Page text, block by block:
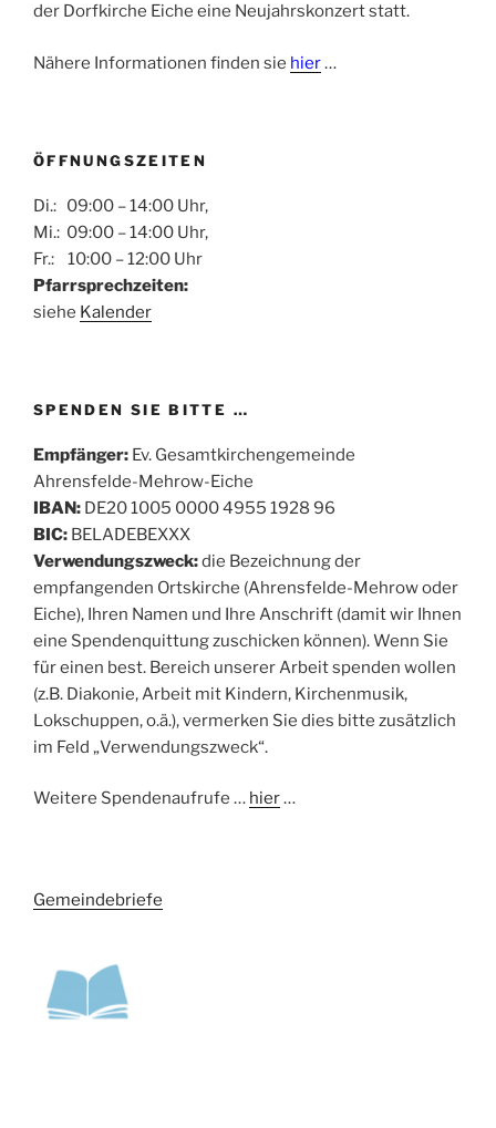
der Dorfkirche Eiche eine Neujahrskonzert statt.
Nähere Informationen finden sie hier…
ÖFFNUNGSZEITEN
Di.: 09:00 – 14:00 Uhr,
Mi.: 09:00 – 14:00 Uhr,
Fr.: 10:00 – 12:00 Uhr
Pfarrsprechzeiten:
siehe Kalender
SPENDEN SIE BITTE …
Empfänger: Ev. Gesamtkirchengemeinde
Ahrensfelde-Mehrow-Eiche
IBAN: DE20 1005 0000 4955 1928 96
BIC: BELADEBEXXX
Verwendungszweck:die Bezeichnung der
empfangenden Ortskirche (Ahrensfelde-Mehrow oder
Eiche), Ihren Namen und Ihre Anschrift (damit wir Ihnen
eine Spendenquittung zuschicken können). Wenn Sie
für einen best. Bereich unserer Arbeit spenden wollen
(z.B. Diakonie, Arbeit mit Kindern, Kirchenmusik,
Lokschuppen, o.ä.), vermerken Sie dies bitte zusätzlich
im Feld „Verwendungszweck“.
Weitere Spendenaufrufe … hier…
Gemeindebriefe